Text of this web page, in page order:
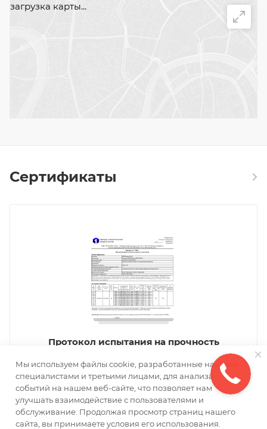
загрузка карты...
Сертификаты
Протокол испытания на прочность
КАТАЛОГ
Мы используем файлы cookie, разработанные нашими
специалистами и третьими лицами, для анализа
событий на нашем веб-сайте, что позволяет нам
улучшать взаимодействие с пользователями и
обслуживание. Продолжая просмотр страниц нашего
сайта, вы принимаете условия его использования.